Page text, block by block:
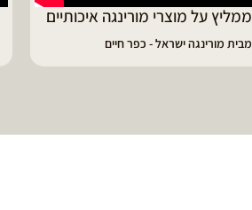
דיוויד ממליץ על טבליות מורינגה
הפסקתי לסבול מהתקפי גאוט ודלקות